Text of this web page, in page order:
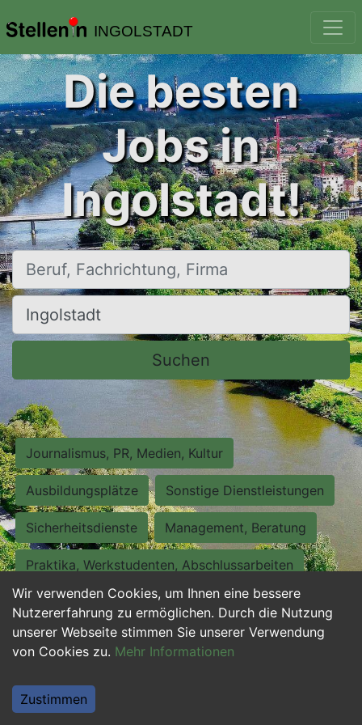
INGOLSTADT
Wir verwenden Cookies, um Ihnen eine bessere
Nutzererfahrung zu ermöglichen. Durch die Nutzung
unserer Webseite stimmen Sie unserer Verwendung
von Cookies zu. Mehr Informationen
Zustimmen
Die besten
Jobs in
Ingolstadt!
Beruf, Fachrichtung, Firma
Ort, Stadt
Suchen
Journalismus, PR, Medien, Kultur
Ausbildungsplätze Sonstige Dienstleistungen
Sicherheitsdienste Management, Beratung
Praktika, Werkstudenten, Abschlussarbeiten
Personalwesen Assistenz, Sekretariat
Hilfskräfte, Aushilfs- und Nebenjobs
Weiterbildung, Studium, duale Ausbildung